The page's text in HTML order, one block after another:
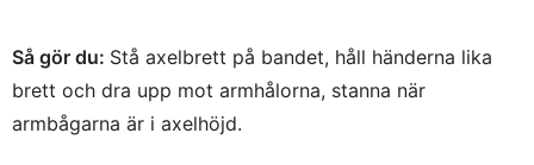
Så gör du: Stå axelbrett på bandet, håll händerna lika
brett och dra upp mot armhålorna, stanna när
armbågarna är i axelhöjd.